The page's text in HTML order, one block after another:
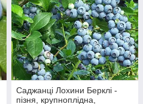
Саджанці Лохини Берклі -
пізня, крупноплідна,